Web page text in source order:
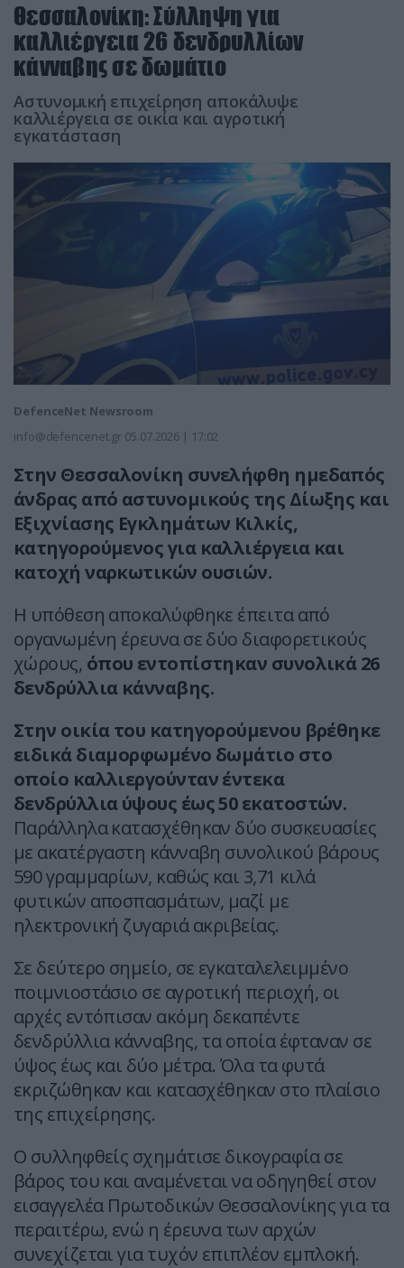
Θεσσαλονίκη: Σύλληψη για
καλλιέργεια 26 δενδρυλλίων
κάνναβης σε δωμάτιο
Αστυνομική επιχείρηση αποκάλυψε
καλλιέργεια σε οικία και αγροτική
εγκατάσταση
DefenceNet Newsroom
info@defencenet.gr 05.07.2026 | 17:02
Στην Θεσσαλονίκη συνελήφθη ημεδαπός
άνδρας από αστυνομικούς της Δίωξης και
Εξιχνίασης Εγκλημάτων Κιλκίς,
κατηγορούμενος για καλλιέργεια και
κατοχή ναρκωτικών ουσιών.
Η υπόθεση αποκαλύφθηκε έπειτα από
οργανωμένη έρευνα σε δύο διαφορετικούς
χώρους, όπου εντοπίστηκαν συνολικά 26
δενδρύλλια κάνναβης.
Στην οικία του κατηγορούμενου βρέθηκε
ειδικά διαμορφωμένο δωμάτιο στο
οποίο καλλιεργούνταν έντεκα
δενδρύλλια ύψους έως 50 εκατοστών.
Παράλληλα κατασχέθηκαν δύο συσκευασίες
με ακατέργαστη κάνναβη συνολικού βάρους
590 γραμμαρίων, καθώς και 3,71 κιλά
φυτικών αποσπασμάτων, μαζί με
ηλεκτρονική ζυγαριά ακριβείας.
Σε δεύτερο σημείο, σε εγκαταλελειμμένο
ποιμνιοστάσιο σε αγροτική περιοχή, οι
αρχές εντόπισαν ακόμη δεκαπέντε
δενδρύλλια κάνναβης, τα οποία έφταναν σε
ύψος έως και δύο μέτρα. Όλα τα φυτά
εκριζώθηκαν και κατασχέθηκαν στο πλαίσιο
της επιχείρησης.
Ο συλληφθείς σχημάτισε δικογραφία σε
βάρος του και αναμένεται να οδηγηθεί στον
εισαγγελέα Πρωτοδικών Θεσσαλονίκης για τα
περαιτέρω, ενώ η έρευνα των αρχών
συνεχίζεται για τυχόν επιπλέον εμπλοκή.